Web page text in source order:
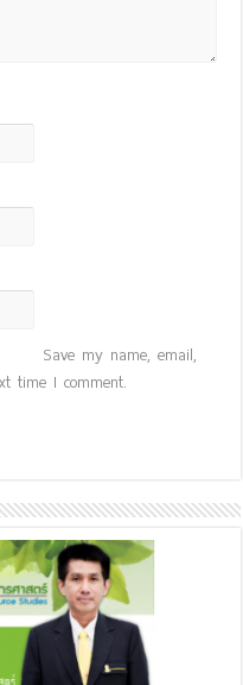
Save my name, email,
time I comment.